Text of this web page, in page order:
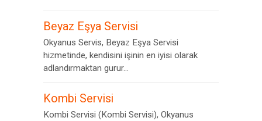
Beyaz Eşya Servisi
Okyanus Servis, Beyaz Eşya Servisi
hizmetinde, kendisini işinin en iyisi olarak
adlandırmaktan gurur...
Kombi Servisi
Kombi Servisi (Kombi Servisi), Okyanus